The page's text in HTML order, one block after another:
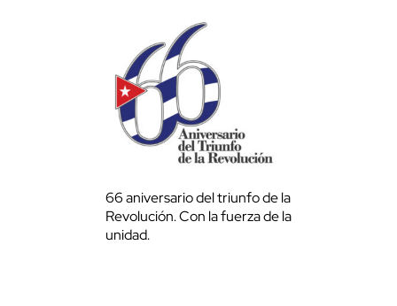
66 aniversario del triunfo de la
Revolución. Con la fuerza de la
unidad.